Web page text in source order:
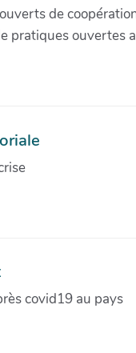
de
pratiques
covid19 au pays